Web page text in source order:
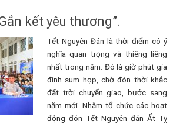
kết yêu thương”.
Tết Nguyên Đán là thời điểm có ý
nghĩa quan trọng và thiêng liêng
nhất trong năm. Đó là giờ phút gia
đình sum họp, chờ đón thời khắc
đất trời chuyển giao, bước sang
năm mới. Nhằm tổ chức các hoạt
động đón Tết Nguyên đán Ất Tỵ